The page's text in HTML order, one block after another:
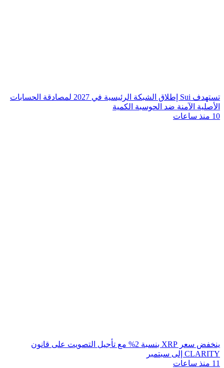
تستهدف Sui إطلاق الشبكة الرئيسية في 2027 لمصادقة الحسابات
الأصلية الآمنة ضد الحوسبة الكمية
10 منذ ساعات
ينخفض سعر XRP بنسبة 2% مع تأجيل التصويت على قانون
CLARITY إلى سبتمبر
11 منذ ساعات